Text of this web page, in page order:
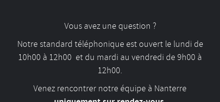
Vous avez une question ?
Notre standard téléphonique est ouvert le lundi de
10h00 à 12h00 et du mardi au vendredi de 9h00 à
12h00.
Venez rencontrer notre équipe à Nanterre